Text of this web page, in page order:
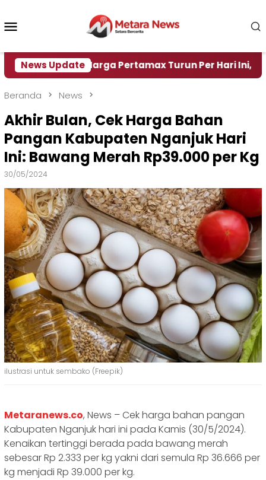
konten
News Update
Harga Pertamax Turun Per Hari Ini, Segini
Beranda News
Akhir Bulan, Cek Harga Bahan
Pangan Kabupaten Nganjuk Hari
Ini: Bawang Merah Rp39.000 per Kg
30/05/2024
ilustrasi untuk sembako (Freepik)
Metaranews.co, News – Cek harga bahan pangan
Kabupaten Nganjuk hari ini pada Kamis (30/5/2024).
Kenaikan tertinggi berada pada bawang merah
sebesar Rp 2.333 per kg yakni dari semula Rp 36.666 per
kg menjadi Rp 39.000 per kg.